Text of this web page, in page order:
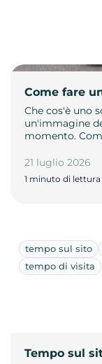
Come fare
Che cos'è uno
un'immagine
momento.
21 luglio 2026
1 minuto di lettura
tempo sul sito
tempo di visita
Tempo sul